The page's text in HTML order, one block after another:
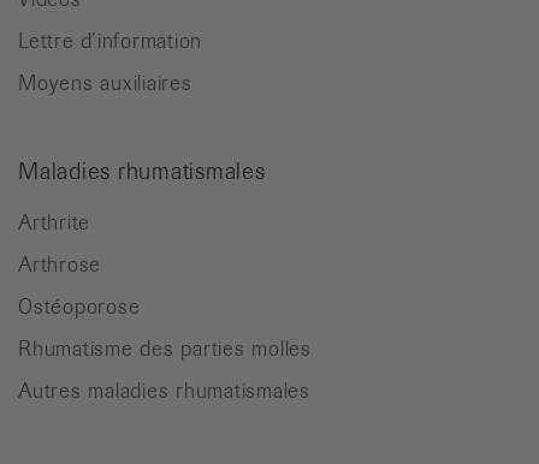
Lettre d’information
Moyens auxiliaires
Maladies rhumatismales
Arthrite
Arthrose
Ostéoporose
Rhumatisme des parties molles
Autres maladies rhumatismales